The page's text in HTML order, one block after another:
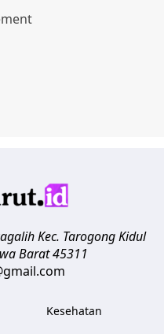
Kec. Tarogong Kidul
Barat45311
Kesehatan